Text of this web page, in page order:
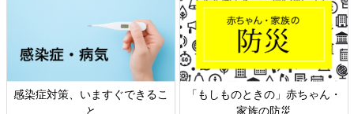
の」赤ちゃん・
日本外来小児科学会リーフレッ
六星占術 細木